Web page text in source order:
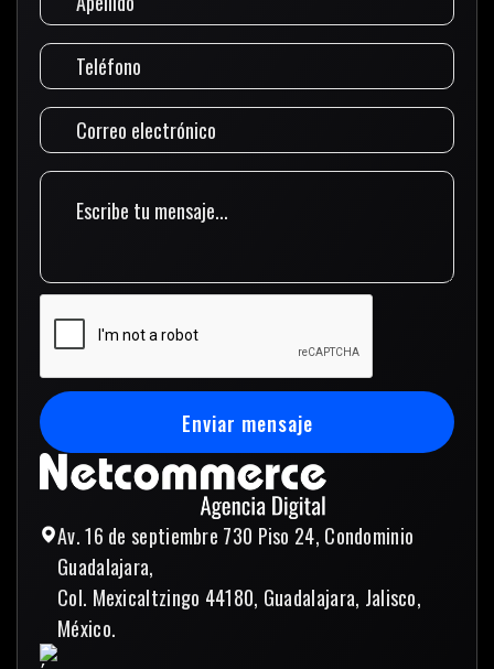
Av. 16 de septiembre 730 Piso 24, Condominio
Guadalajara,
Col. Mexicaltzingo 44180, Guadalajara, Jalisco,
México.
Enviar mensaje
Enviar mensaje